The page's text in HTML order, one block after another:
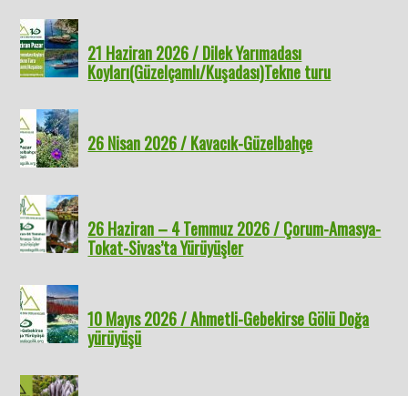
21 Haziran 2026 / Dilek Yarımadası
Koyları(Güzelçamlı/Kuşadası)Tekne turu
26 Nisan 2026 / Kavacık-Güzelbahçe
26 Haziran – 4 Temmuz 2026 / Çorum-Amasya-
Tokat-Sivas’ta Yürüyüşler
10 Mayıs 2026 / Ahmetli-Gebekirse Gölü Doğa
yürüyüşü